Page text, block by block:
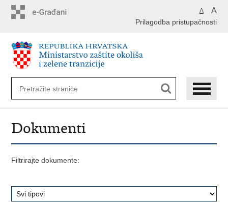
A A
Prilagodba pristupačnosti
Dokumenti
Filtrirajte dokumente: